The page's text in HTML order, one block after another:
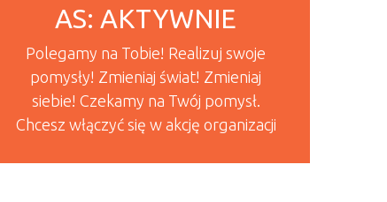
AS: AKTYWNIE
Polegamy na Tobie! Realizuj swoje
pomysły! Zmieniaj świat! Zmieniaj
siebie! Czekamy na Twój pomysł.
Chcesz włączyć się w akcję organizacji